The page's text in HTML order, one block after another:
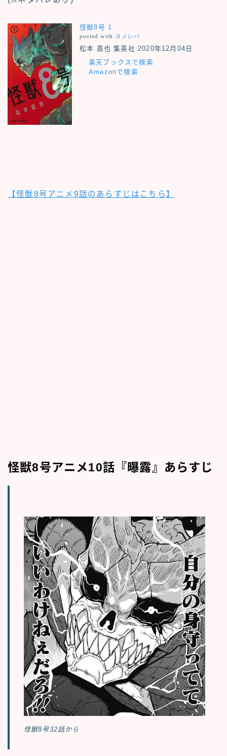
怪獣8号 1
posted with ヨメレバ
松本 直也 集英社 2020年12月04日
楽天ブックスで検索
Amazonで検索
【怪獣8号アニメ9話のあらすじはこちら】
怪獣8号アニメ10話『曝露』あらすじ
怪獣8号32話から